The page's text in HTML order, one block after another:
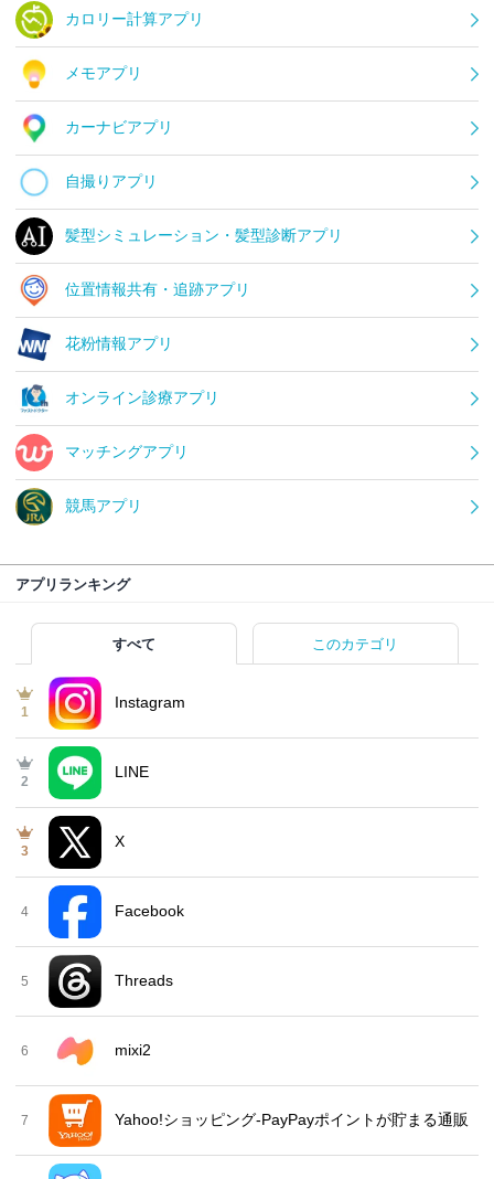
カロリー計算アプリ
メモアプリ
カーナビアプリ
自撮りアプリ
髪型シミュレーション・髪型診断アプリ
位置情報共有・追跡アプリ
花粉情報アプリ
オンライン診療アプリ
マッチングアプリ
競馬アプリ
アプリランキング
すべて このカテゴリ
1
Instagram
2
LINE
3
X
4 Facebook
5 Threads
6 mixi2
7 Yahoo!ショッピング-PayPayポイントが貯まる通販